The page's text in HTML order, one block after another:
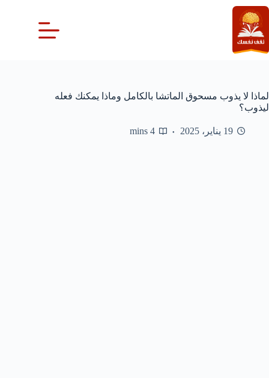
التجاوز
إلى
المحتوى
لماذا لا يذوب مسحوق الماتشا بالكامل وماذا يمكنك فعله
ليذوب؟
19 يناير، 2025 4 mins